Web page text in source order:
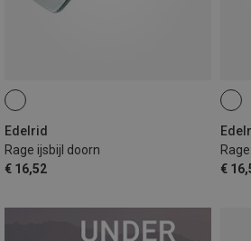
Edelrid
Rage ijsbijl doorn
€ 16,52
€